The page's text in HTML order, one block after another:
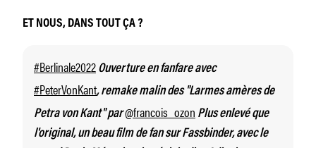
ET NOUS, DANS TOUT ÇA ?
#Berlinale2022 Ouverture en fanfare avec
#PeterVonKant, remake malin des "Larmes amères de
Petra von Kant" par@francois_ozon Plus enlevé que
l'original, un beau film de fan sur Fassbinder, avec le